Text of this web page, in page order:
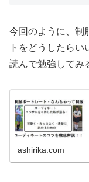
今回のように、制
トをどうしたら
読んで勉強してみ
ashirika.com